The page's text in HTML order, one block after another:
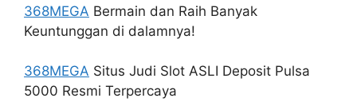
368MEGA Bermain dan Raih Banyak
Keuntunggan di dalamnya!
368MEGA Situs Judi Slot ASLI Deposit Pulsa
5000 Resmi Terpercaya